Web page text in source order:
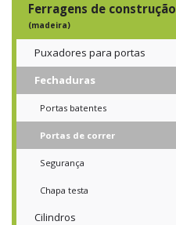
Ferragens de construção
(madeira)
Puxadores para portas
Fechaduras
Portas batentes
Portas de correr
Segurança
Chapa testa
Cilindros